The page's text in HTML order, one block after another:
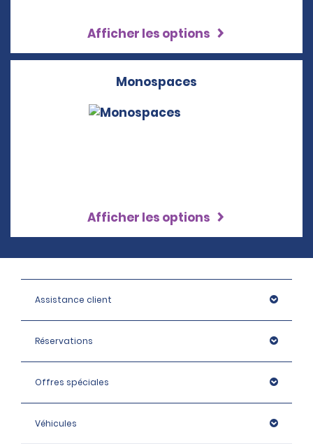
Afficher les options
Monospaces
Afficher les options
Assistance client
Réservations
Offres spéciales
Véhicules